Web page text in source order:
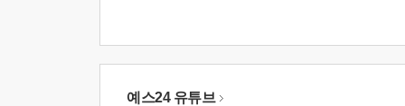
예스24 유튜브